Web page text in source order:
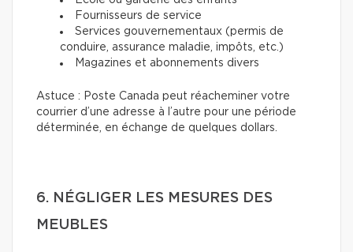
Fournisseurs de service
Services gouvernementaux (permis de
conduire, assurance maladie, impôts, etc.)
Magazines et abonnements divers
Astuce : Poste Canada peut réacheminer votre
courrier d’une adresse à l’autre pour une période
déterminée, en échange de quelques dollars.
6. NÉGLIGER LES MESURES DES
MEUBLES